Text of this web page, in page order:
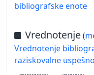
bibliografske enote
Vrednotenje(
Vrednotenje
raziskovalne